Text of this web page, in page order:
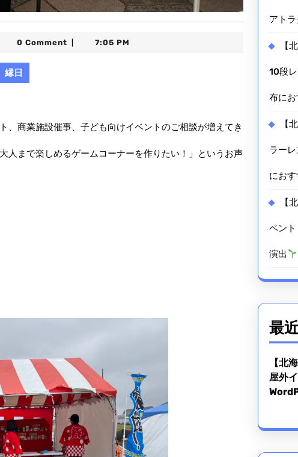
0 Comment 7:05 PM
縁日
、商業施設催事、子ども向けイベントのご相談が増えてき
人まで楽しめるゲームコーナーを作りたい！」というお声
アト
【
10段
布にお
【
ラー
におす
【
ベン
演出
最
【北
屋外